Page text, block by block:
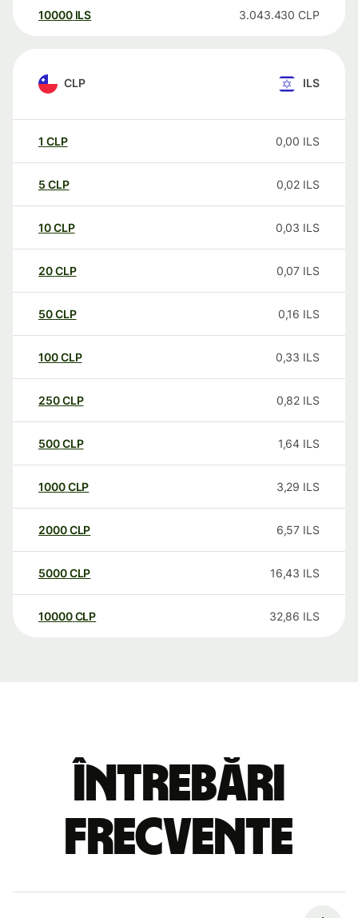
10000 ILS 3.043.430 CLP
CLP ILS
1 CLP 0,00 ILS
5 CLP 0,02 ILS
10CLP 0,03 ILS
20CLP 0,07 ILS
50CLP 0,16 ILS
100CLP 0,33 ILS
250CLP 0,82 ILS
500CLP 1,64 ILS
1000CLP 3,29 ILS
2000CLP 6,57 ILS
5000CLP 16,43 ILS
10000 CLP 32,86 ILS
Întrebări
frecvente